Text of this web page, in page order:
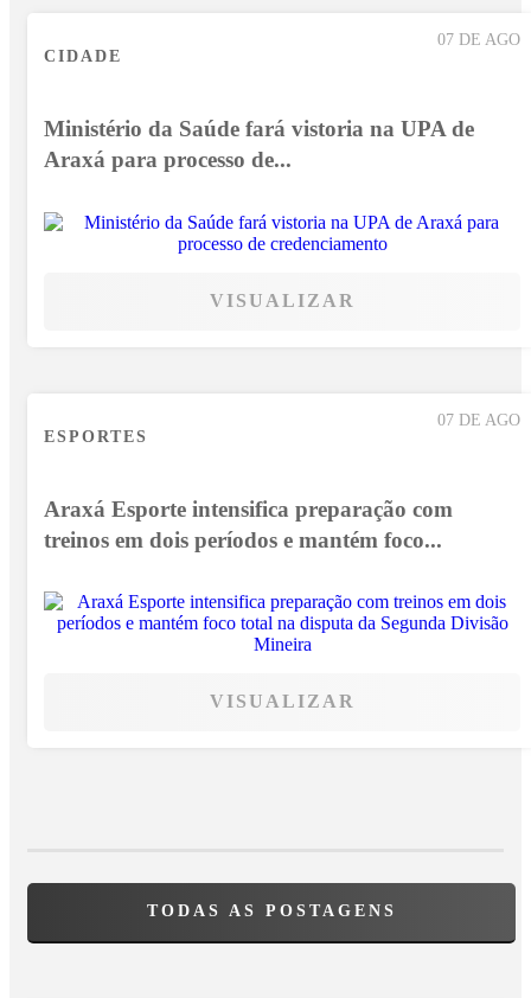
07 DE AGO
CIDADE
Ministério da Saúde fará vistoria na UPA de
Araxá para processo de...
VISUALIZAR
07 DE AGO
ESPORTES
Araxá Esporte intensifica preparação com
treinos em dois períodos e mantém foco...
VISUALIZAR
TODAS AS POSTAGENS